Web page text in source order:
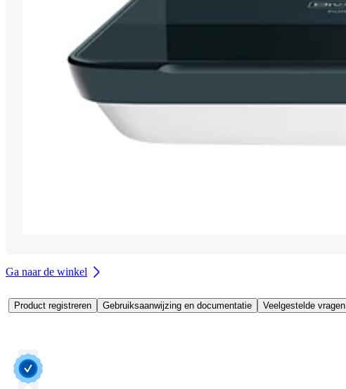
Ga naar de winkel
Product registreren Gebruiksaanwijzing en documentatie Veelgestelde vragen